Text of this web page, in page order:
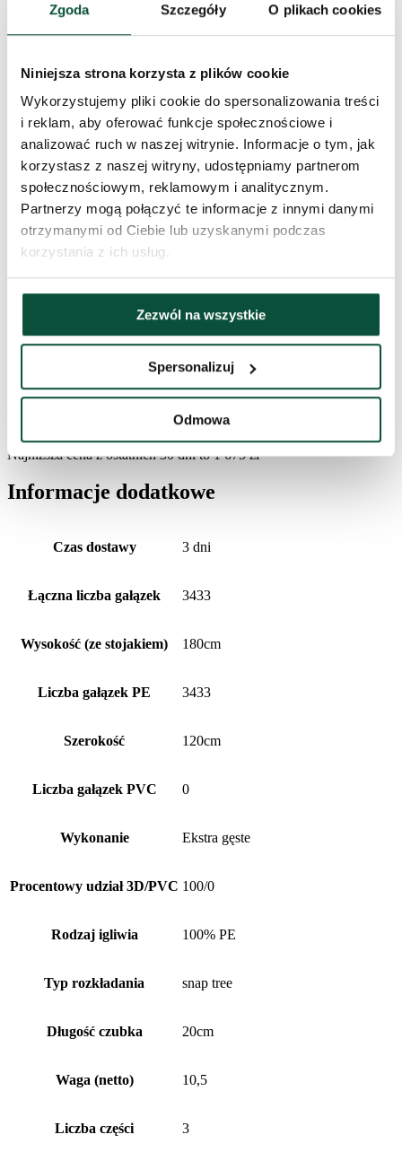
Zgoda Szczegóły O plikach cookies
Niniejsza strona korzysta z plików cookie
Wykorzystujemy pliki cookie do spersonalizowania treści
i reklam, aby oferować funkcje społecznościowe i
analizować ruch w naszej witrynie. Informacje o tym, jak
korzystasz z naszej witryny, udostępniamy partnerom
społecznościowym, reklamowym i analitycznym.
Partnerzy mogą połączyć te informacje z innymi danymi
otrzymanymi od Ciebie lub uzyskanymi podczas
korzystania z ich usług.
Zezwól na wszystkie
Spersonalizuj
Odmowa
Typ rozkładania snap tree
Długość czubka 20cm
Waga (netto) 10,5
Liczba części 3
Stojak (w zestawie) metalowy
120x35x35
Najniższa cena z ostatnich 30 dni to1 675zł
Informacje dodatkowe
Czas dostawy 3 dni
Łączna liczba gałązek 3433
Wysokość (ze stojakiem) 180cm
Liczba gałązek PE 3433
Szerokość 120cm
Liczba gałązek PVC 0
Wykonanie Ekstra gęste
Procentowy udział 3D/PVC 100/0
Rodzaj igliwia 100% PE
Typ rozkładania snap tree
Długość czubka 20cm
Waga (netto) 10,5
Liczba części 3